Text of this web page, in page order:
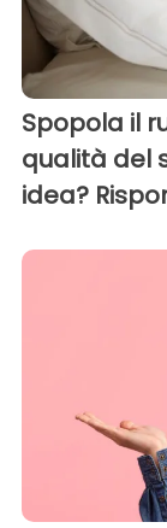
Spopola il
qualità del
idea?